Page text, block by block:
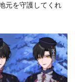
元を守護してくれ